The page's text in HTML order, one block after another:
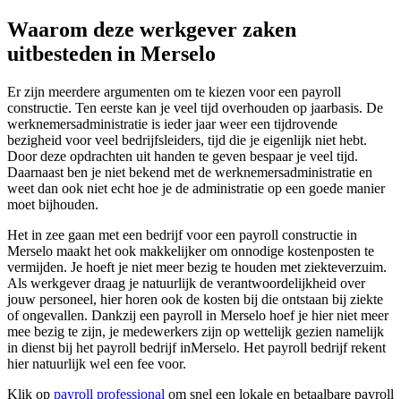
Waarom deze werkgever zaken
uitbesteden in Merselo
Er zijn meerdere argumenten om te kiezen voor een payroll
constructie. Ten eerste kan je veel tijd overhouden op jaarbasis. De
werknemersadministratie is ieder jaar weer een tijdrovende
bezigheid voor veel bedrijfsleiders, tijd die je eigenlijk niet hebt.
Door deze opdrachten uit handen te geven bespaar je veel tijd.
Daarnaast ben je niet bekend met de werknemersadministratie en
weet dan ook niet echt hoe je de administratie op een goede manier
moet bijhouden.
Het in zee gaan met een bedrijf voor een payroll constructie in
Merselo maakt het ook makkelijker om onnodige kostenposten te
vermijden. Je hoeft je niet meer bezig te houden met ziekteverzuim.
Als werkgever draag je natuurlijk de verantwoordelijkheid over
jouw personeel, hier horen ook de kosten bij die ontstaan bij ziekte
of ongevallen. Dankzij een payroll in Merselo hoef je hier niet meer
mee bezig te zijn, je medewerkers zijn op wettelijk gezien namelijk
in dienst bij het payroll bedrijf inMerselo. Het payroll bedrijf rekent
hier natuurlijk wel een fee voor.
Klik op payroll professional om snel een lokale en betaalbare payroll